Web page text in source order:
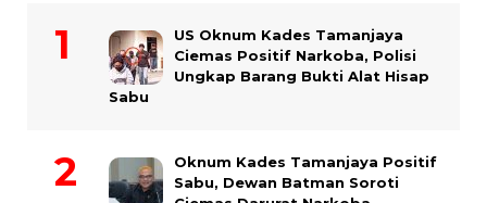
US Oknum Kades Tamanjaya
Ciemas Positif Narkoba, Polisi
Ungkap Barang Bukti Alat Hisap
Sabu
Oknum Kades Tamanjaya Positif
Sabu, Dewan Batman Soroti